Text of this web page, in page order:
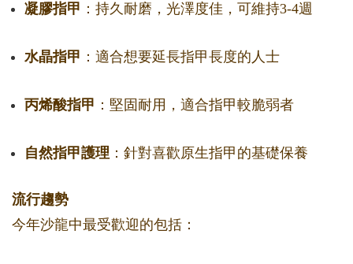
凝膠指甲 ：持久耐磨，光澤度佳，可維持3-4週
水晶指甲 ：適合想要延長指甲長度的人士
丙烯酸指甲 ：堅固耐用，適合指甲較脆弱者
自然指甲護理 ：針對喜歡原生指甲的基礎保養
流行趨勢
今年沙龍中最受歡迎的包括：